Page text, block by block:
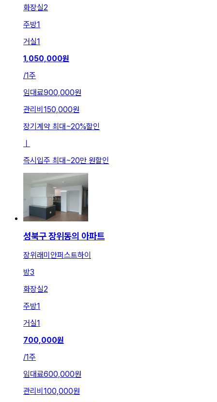
화장실2
주방1
거실1
1,050,000원
/1주
임대료900,000원
관리비 150,000원
장기계약 최대~20%할인
ㅣ
즉시입주 최대~20만 원할인
성북구 장위동의 아파트
장위래미안퍼스트하이
방3
화장실2
주방1
거실1
700,000원
/1주
임대료600,000원
관리비 100,000원